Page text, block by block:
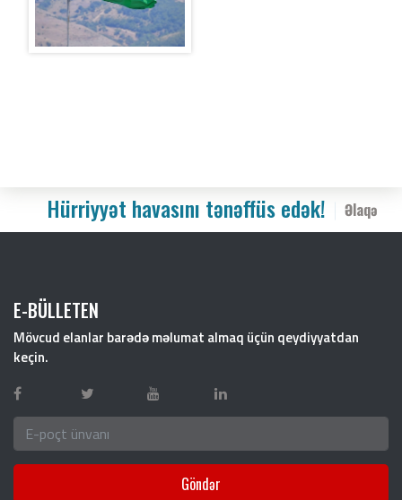
Hürriyyət havasını tənəffüs edək! Əlaqə
E-BÜLLETEN
Mövcud elanlar barədə məlumat almaq üçün qeydiyyatdan
keçin.
Göndər